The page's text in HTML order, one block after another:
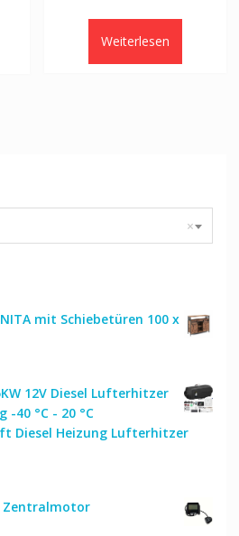
Weiterlesen
×
mit Schiebetüren 100 x
158.00.
12V Diesel Lufterhitzer
-40 °C - 20 °C
Diesel Heizung Lufterhitzer
Zentralmotor